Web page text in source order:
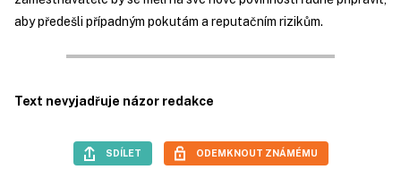
aby předešli případným pokutám a reputačním rizikům.
Text nevyjadřuje názor redakce
SDÍLET ODEMKNOUT ZNÁMÉMU